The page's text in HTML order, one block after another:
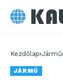
Kezdőlap Jármű
JÁRMŰ